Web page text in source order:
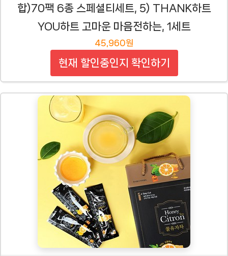
합)70팩 6종 스페셜티세트, 5) THANK하트
YOU하트 고마운 마음전하는, 1세트
45,960원
현재 할인중인지 확인하기